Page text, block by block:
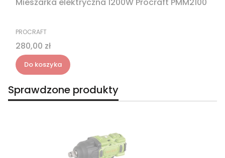
Mieszarka elektryczna 1200W Procraft PMM2100
PRODUCENT
PROCRAFT
Cena
280,00 zł
Do koszyka
Sprawdzone produkty